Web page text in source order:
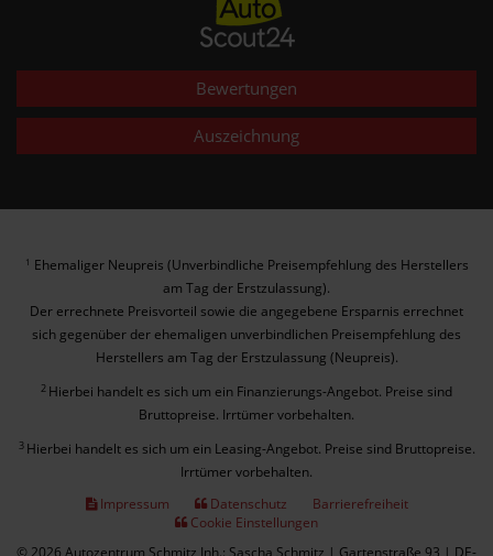
Bewertungen
Auszeichnung
1 Ehemaliger Neupreis (Unverbindliche Preisempfehlung des Herstellers
am Tag der Erstzulassung).
Der errechnete Preisvorteil sowie die angegebene Ersparnis errechnet
sich gegenüber der ehemaligen unverbindlichen Preisempfehlung des
Herstellers am Tag der Erstzulassung (Neupreis).
2 Hierbei handelt es sich um ein Finanzierungs-Angebot. Preise sind
Bruttopreise. Irrtümer vorbehalten.
3 Hierbei handelt es sich um ein Leasing-Angebot. Preise sind Bruttopreise.
Irrtümer vorbehalten.
Impressum
Datenschutz
Barrierefreiheit
Cookie Einstellungen